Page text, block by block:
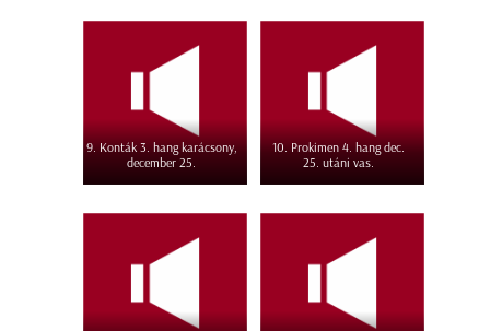
9. Konták 3. hang karácsony,
december 25.
10. Prokimen 4. hang dec.
25. utáni vas.